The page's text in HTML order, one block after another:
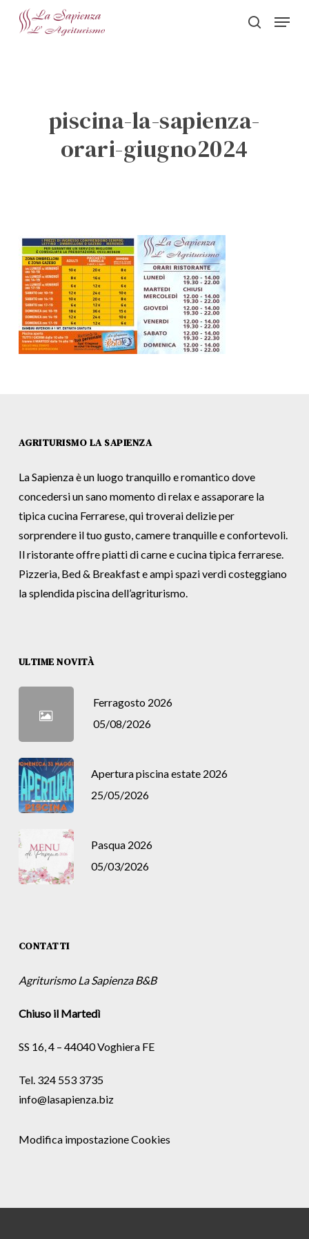
search
Menu
piscina-la-sapienza-
orari-giugno2024
AGRITURISMO LA SAPIENZA
La Sapienza è un luogo tranquillo e romantico dove
concedersi un sano momento di relax e assaporare la
tipica cucina Ferrarese, qui troverai delizie per
sorprendere il tuo gusto, camere tranquille e confortevoli.
Il ristorante offre piatti di carne e cucina tipica ferrarese.
Pizzeria, Bed & Breakfast e ampi spazi verdi costeggiano
la splendida piscina dell’agriturismo.
ULTIME NOVITÀ
Ferragosto 2026
05/08/2026
Apertura piscina estate 2026
25/05/2026
Pasqua 2026
05/03/2026
CONTATTI
Agriturismo La Sapienza B&B
Chiuso il Martedì
SS 16, 4 – 44040 Voghiera FE
Tel. 324 553 3735
info@lasapienza.biz
Modifica impostazione Cookies